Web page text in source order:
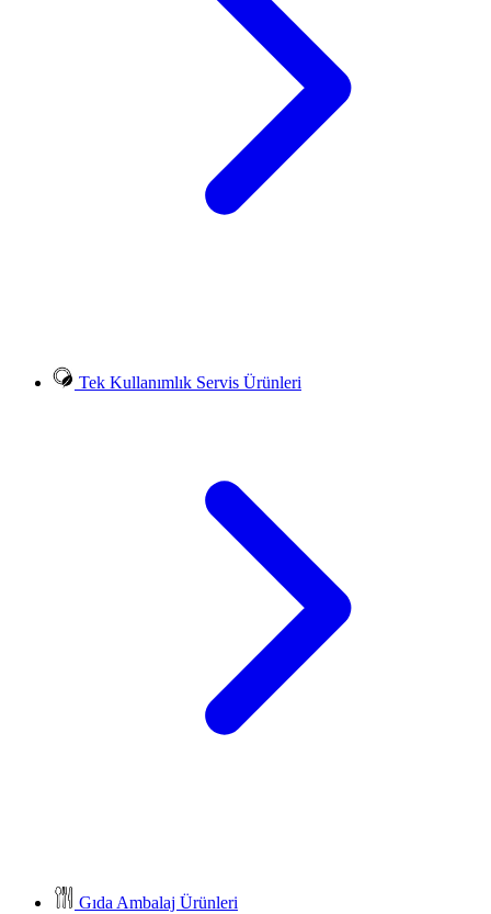
Tek Kullanımlık Servis Ürünleri
Gıda Ambalaj Ürünleri